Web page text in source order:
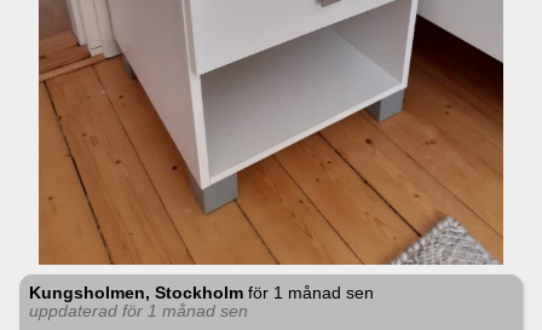
Kungsholmen, Stockholm för 1 månad sen
uppdaterad för 1 månad sen